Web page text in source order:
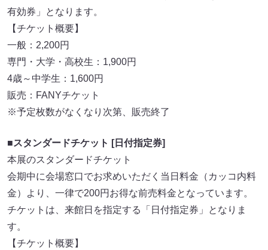
有効券」となります。
【チケット概要】
一般：2,200円
専門・大学・高校生：1,900円
4歳～中学生：1,600円
販売：FANYチケット
※予定枚数がなくなり次第、販売終了
■スタンダードチケット [日付指定券]
本展のスタンダードチケット
会期中に会場窓口でお求めいただく当日料金（カッコ内料
金）より、一律で200円お得な前売料金となっています。
チケットは、来館日を指定する「日付指定券」となりま
す。
【チケット概要】